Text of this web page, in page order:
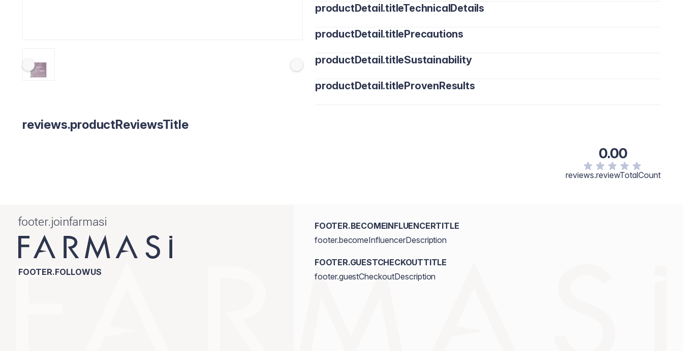
productDetail.titleTechnicalDetails
productDetail.titlePrecautions
productDetail.titleSustainability
productDetail.titleProvenResults
reviews.productReviewsTitle
0.00
reviews.reviewTotalCount
footer.joinfarmasi
FOOTER.FOLLOWUS
FOOTER.BECOMEINFLUENCERTITLE
footer.becomeInfluencerDescription
FOOTER.GUESTCHECKOUTTITLE
footer.guestCheckoutDescription